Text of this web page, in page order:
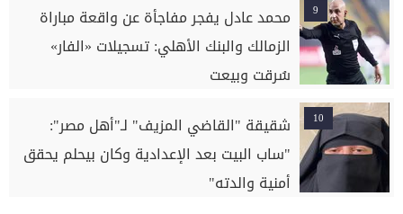
9
محمد عادل يفجر مفاجأة عن واقعة مباراة
الزمالك والبنك الأهلي: تسجيلات «الفار»
سُرقت وبيعت
10
شقيقة "القاضي المزيف" لـ"أهل مصر":
"ساب البيت بعد الإعدادية وكان بيحلم يحقق
أمنية والدته"